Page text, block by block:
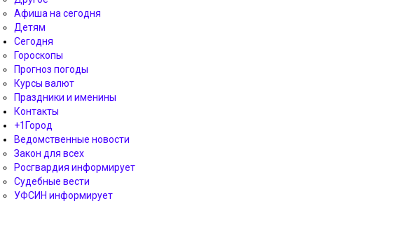
Афиша на сегодня
Детям
Сегодня
Гороскопы
Прогноз погоды
Курсы валют
Праздники и именины
Контакты
+1Город
Ведомственные новости
Закон для всех
Росгвардия информирует
Судебные вести
УФСИН информирует